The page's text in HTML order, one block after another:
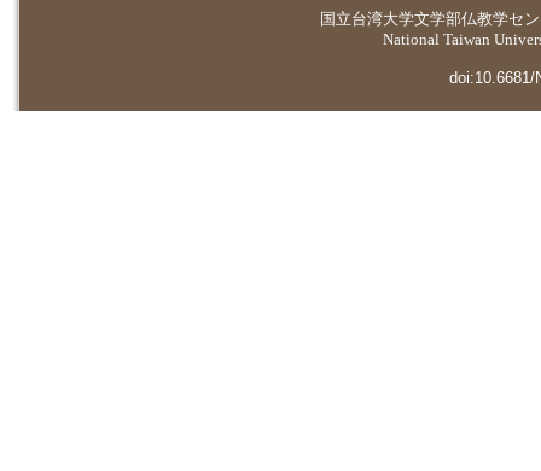
国立台湾大学文学部仏教学セ
National Taiwan
doi:10.6681/